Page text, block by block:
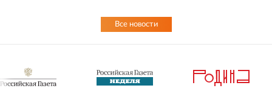
Все новости